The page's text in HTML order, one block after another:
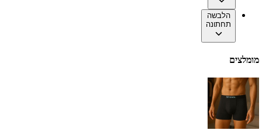
הלבשה
תחתונה
מומלצים